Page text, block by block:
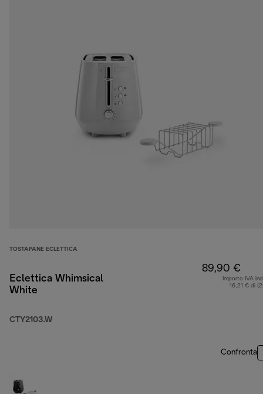
TOSTAPANE ECLETTICA
Eclettica Whimsical
White
CTY2103.W
89,90 €
Importo IVA
16,21 € di
Confronta